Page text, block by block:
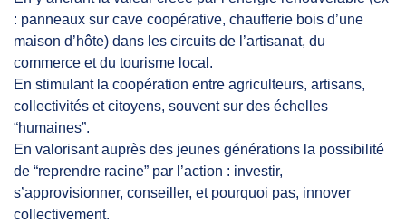
: panneaux sur cave coopérative, chaufferie bois d’une
maison d’hôte) dans les circuits de l’artisanat, du
commerce et du tourisme local.
En stimulant la coopération entre agriculteurs, artisans,
collectivités et citoyens, souvent sur des échelles
“humaines”.
En valorisant auprès des jeunes générations la possibilité
de “reprendre racine” par l’action : investir,
s’approvisionner, conseiller, et pourquoi pas, innover
collectivement.